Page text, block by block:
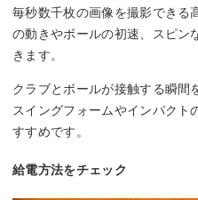
毎秒数千枚の画像を撮影できる
の動きやボールの初速、スピン
きます。
クラブとボールが接触する瞬間
スイングフォームやインパクト
すすめです。
給電方法をチェック